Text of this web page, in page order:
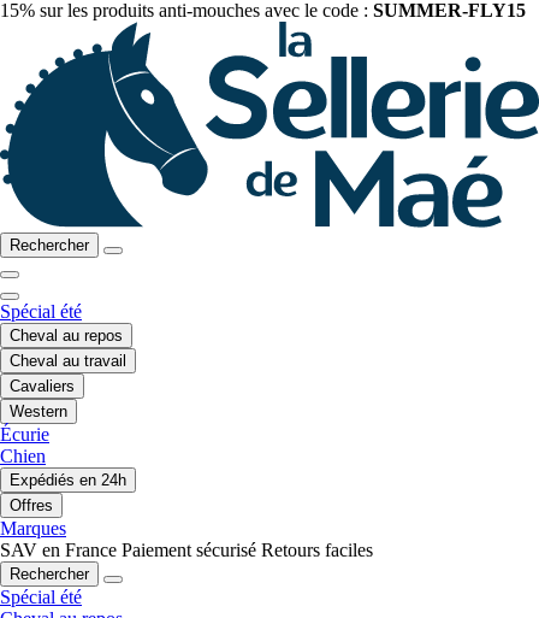
15% sur les produits anti-mouches avec le code : SUMMER-FLY15
Rechercher
Spécial été
Cheval au repos
Cheval au travail
Cavaliers
Western
Écurie
Chien
Expédiés en 24h
Offres
Marques
SAV en France Paiement sécurisé Retours faciles
Rechercher
Spécial été